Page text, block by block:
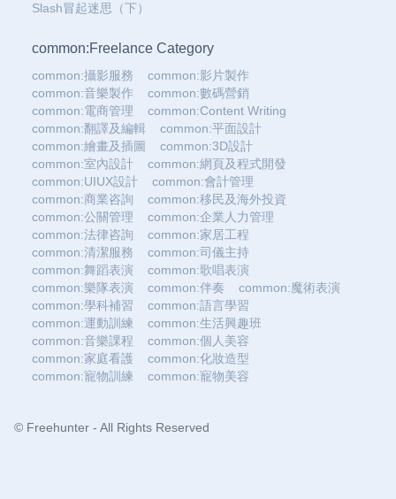
Slash冒起迷思（下）
common:Freelance Category
common:攝影服務
common:影片製作
common:音樂製作
common:數碼營銷
common:電商管理
common:Content Writing
common:翻譯及編輯
common:平面設計
common:繪畫及插圖
common:3D設計
common:室內設計
common:網頁及程式開發
common:UIUX設計
common:會計管理
common:商業咨詢
common:移民及海外投資
common:公關管理
common:企業人力管理
common:法律咨詢
common:家居工程
common:清潔服務
common:司儀主持
common:舞蹈表演
common:歌唱表演
common:樂隊表演
common:伴奏
common:魔術表演
common:學科補習
common:語言學習
common:運動訓練
common:生活興趣班
common:音樂課程
common:個人美容
common:家庭看護
common:化妝造型
common:寵物訓練
common:寵物美容
© Freehunter - All Rights Reserved